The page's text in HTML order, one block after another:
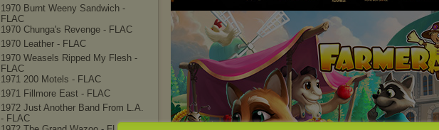
1970 Burnt Weeny Sandwich -
FLAC
1970 Chunga's Revenge - FLAC
1970 Leather - FLAC
1970 Weasels Ripped My Flesh -
FLAC
1971 200 Motels - FLAC
1971 Fillmore East - FLAC
1972 Just Another Band From L.A.
- FLAC